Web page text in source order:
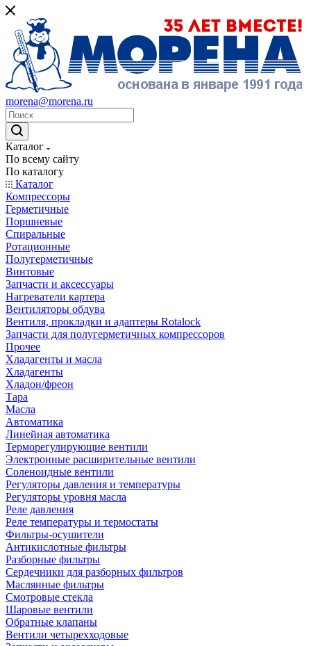
morena@morena.ru
Каталог
По всему сайту
По каталогу
Каталог
Компрессоры
Герметичные
Поршневые
Спиральные
Ротационные
Полугерметичные
Винтовые
Запчасти и аксессуары
Нагреватели картера
Вентиляторы обдува
Вентиля, прокладки и адаптеры Rotalock
Запчасти для полугерметичных компрессоров
Прочее
Хладагенты и масла
Хладагенты
Хладон/фреон
Тара
Масла
Автоматика
Линейная автоматика
Терморегулирующие вентили
Электронные расширительные вентили
Соленоидные вентили
Регуляторы давления и температуры
Регуляторы уровня масла
Реле давления
Реле температуры и термостаты
Фильтры-осушители
Антикислотные фильтры
Разборные фильтры
Сердечники для разборных фильтров
Маслянные фильтры
Смотровые стекла
Шаровые вентили
Обратные клапаны
Вентили четырехходовые